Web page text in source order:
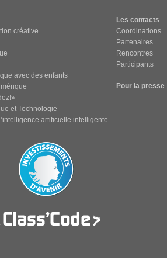
créative
avec des enfants
et Technologie
artificielle intelligente
Les contacts
Coordinations
Partenaires
Rencontres
Participants
Pour la presse